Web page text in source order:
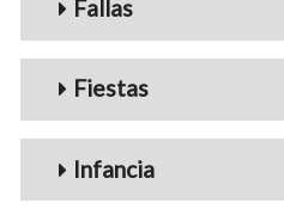
Fallas
Fiestas
Infancia